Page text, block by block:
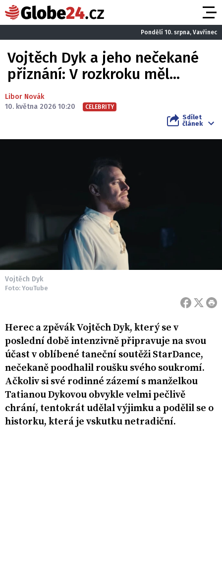
Pondělí 10. srpna, Vavřinec
Vojtěch Dyk a jeho nečekané
přiznání: V rozkroku měl...
Libor Novák
10. května 2026 10:20
CELEBRITY
Sdílet
článek
Vojtěch Dyk
Foto: YouTube
Herec a zpěvák Vojtěch Dyk, který se v
poslední době intenzivně připravuje na svou
účast v oblíbené taneční soutěži StarDance,
nečekaně poodhalil roušku svého soukromí.
Ačkoliv si své rodinné zázemí s manželkou
Tatianou Dykovou obvykle velmi pečlivě
chrání, tentokrát udělal výjimku a podělil se o
historku, která je vskutku netradiční.